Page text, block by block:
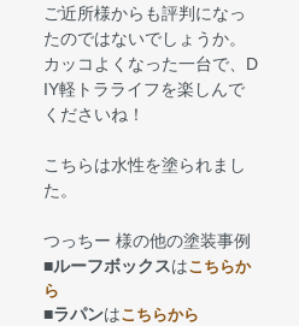
ご近所様からも評判になっ
たのではないでしょうか。
カッコよくなった一台で、D
IY軽トラライフを楽しんで
くださいね！
こちらは水性を塗られまし
た。
つっちー 様の他の塗装事例
■ルーフボックスはこちらか
ら
■ラパンはこちらから